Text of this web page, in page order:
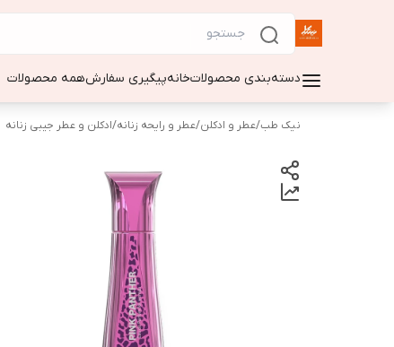
دسته‌بندی محصولاتخانهپیگیری سفارشهمه محصولات
نیک طب/عطر و ادکلن/عطر و رایحه زنانه/ادکلن و عطر جیبی زنانه